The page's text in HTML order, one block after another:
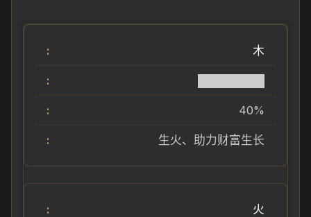
木
40%
生火、助力财富生长
火